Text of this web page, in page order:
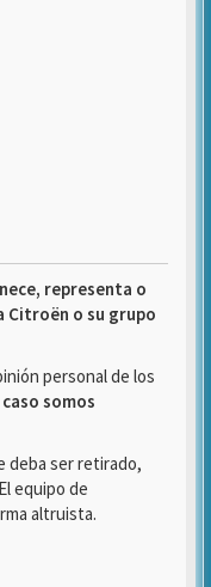
representa o
Citroën o su grupo
personal de los
somos
deba ser retirado,
equipo de
altruista.